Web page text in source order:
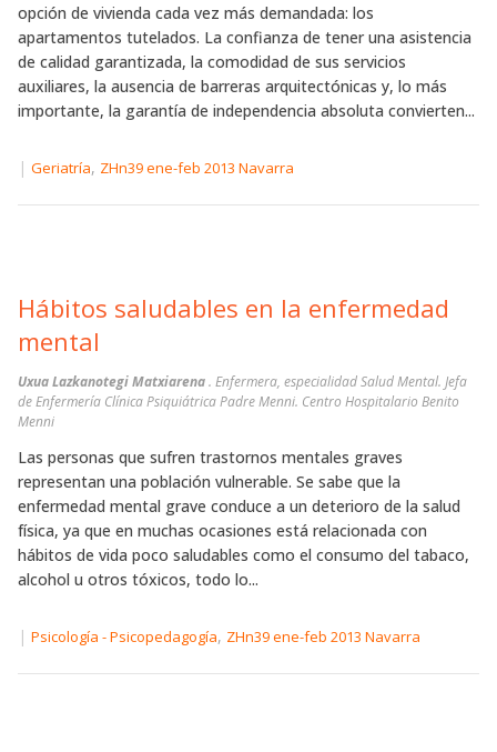
opción de vivienda cada vez más demandada: los
apartamentos tutelados. La confianza de tener una asistencia
de calidad garantizada, la comodidad de sus servicios
auxiliares, la ausencia de barreras arquitectónicas y, lo más
importante, la garantía de independencia absoluta convierten...
| Geriatría, ZHn39 ene-feb 2013 Navarra
Hábitos saludables en la enfermedad
mental
Uxua Lazkanotegi Matxiarena. Enfermera, especialidad Salud Mental. Jefa
de Enfermería Clínica Psiquiátrica Padre Menni. Centro Hospitalario Benito
Menni
Las personas que sufren trastornos mentales graves
representan una población vulnerable. Se sabe que la
enfermedad mental grave conduce a un deterioro de la salud
física, ya que en muchas ocasiones está relacionada con
hábitos de vida poco saludables como el consumo del tabaco,
alcohol u otros tóxicos, todo lo...
| Psicología - Psicopedagogía, ZHn39 ene-feb 2013 Navarra